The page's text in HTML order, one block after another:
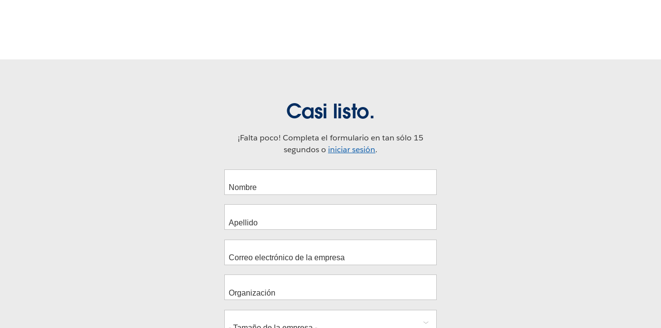
Video
Casi listo.
¡Falta poco! Completa el formulario en tan sólo 15
segundos o iniciar sesión.